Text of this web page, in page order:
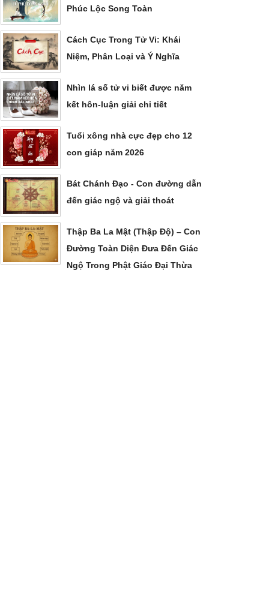
Phúc Lộc Song Toàn
Cách Cục Trong Tử Vi: Khái
Niệm, Phân Loại và Ý Nghĩa
Nhìn lá số tử vi biết được năm
kết hôn-luận giải chi tiết
Tuổi xông nhà cực đẹp cho 12
con giáp năm 2026
Bát Chánh Đạo - Con đường dẫn
đến giác ngộ và giải thoát
Thập Ba La Mật (Thập Độ) – Con
Đường Toàn Diện Đưa Đến Giác
Ngộ Trong Phật Giáo Đại Thừa